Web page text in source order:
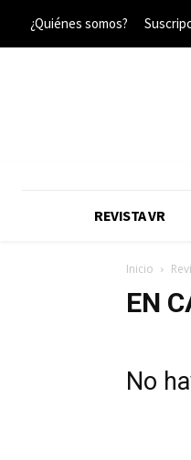
¿Quiénes somos?
REVISTA VR
Inicio
EN
No